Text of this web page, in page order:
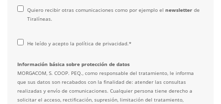
Quiero recibir otras comunicaciones como por ejemplo el newsletter de
Tiralíneas.
He leído y acepto la política de privacidad.*
Información básica sobre protección de datos
MORGACOM, S. COOP. PEQ., como responsable del tratamiento, le informa
que sus datos son recabados con la finalidad de: atender las consultas
realizadas y envío de comunicaciones. Cualquier persona tiene derecho a
solicitar el acceso, rectificación, supresión, limitación del tratamiento,